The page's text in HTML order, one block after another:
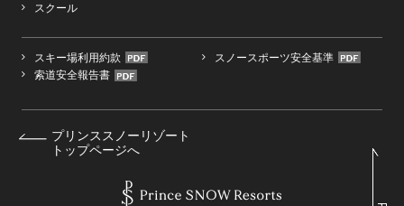
スクール
スキー場利用約款
スノースポーツ安全基準
索道安全報告書
プリンススノーリゾート
トップページへ